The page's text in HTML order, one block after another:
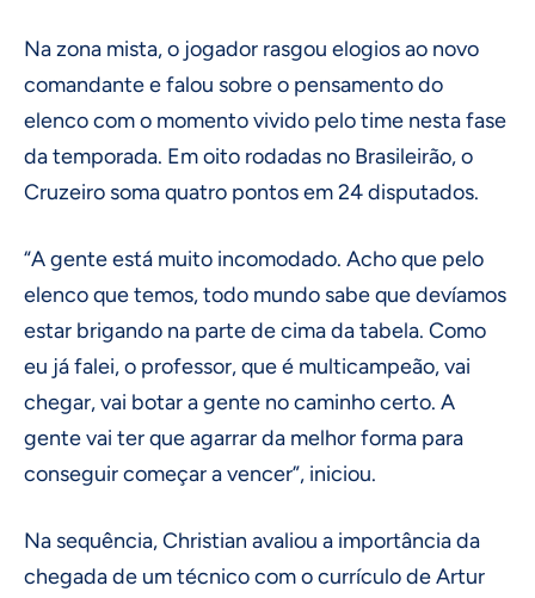
Na zona mista, o jogador rasgou elogios ao novo
comandante e falou sobre o pensamento do
elenco com o momento vivido pelo time nesta fase
da temporada. Em oito rodadas no Brasileirão, o
Cruzeiro soma quatro pontos em 24 disputados.
“A gente está muito incomodado. Acho que pelo
elenco que temos, todo mundo sabe que devíamos
estar brigando na parte de cima da tabela. Como
eu já falei, o professor, que é multicampeão, vai
chegar, vai botar a gente no caminho certo. A
gente vai ter que agarrar da melhor forma para
conseguir começar a vencer”, iniciou.
Na sequência, Christian avaliou a importância da
chegada de um técnico com o currículo de Artur